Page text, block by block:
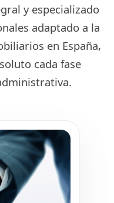
y especializado
adaptado a la
en España,
cada fase